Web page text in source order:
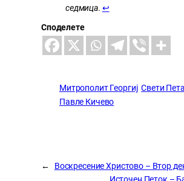
седмица. ↩︎
Споделете
Митрополит Георгиј Свети
Павле Кичево
←
Воскресение Христово – Втор